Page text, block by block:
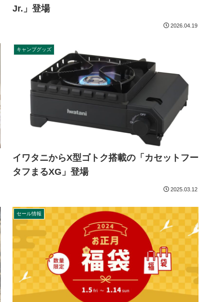
Jr.」登場
2026.04.19
キャンプグッズ
イワタニからX型ゴトク搭載の「カセットフー
タフまるXG」登場
2025.03.12
セール情報